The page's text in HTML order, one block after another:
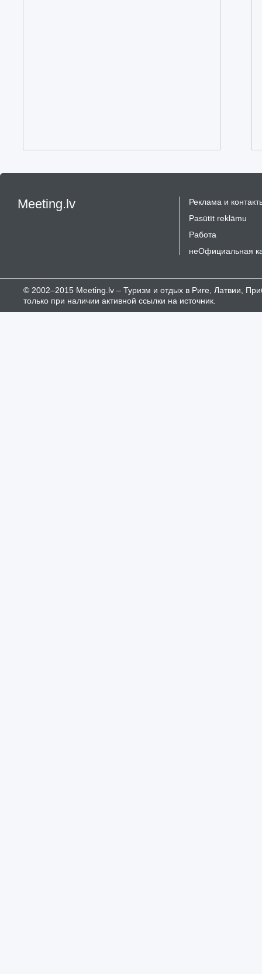
Meeting.lv
Реклама и
Pasūtīt reklāmu
Работа
неОфициальная
© 2002–2015 Meeting.lv – Туризм и отдых в Риге, Латвии,
только при наличии активной ссылки на источник.